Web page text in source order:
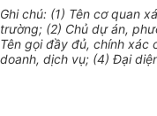
Ghi chú: (1) Tên cơ quan
trường; (2) Chủ dự án,
Tên gọi đầy đủ, chính xác
doanh, dịch vụ; (4) Đại